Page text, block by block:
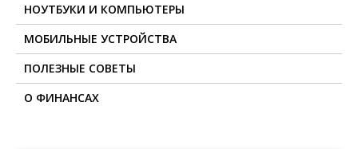
НОУТБУКИ И КОМПЬЮТЕРЫ
МОБИЛЬНЫЕ УСТРОЙСТВА
ПОЛЕЗНЫЕ СОВЕТЫ
О ФИНАНСАХ